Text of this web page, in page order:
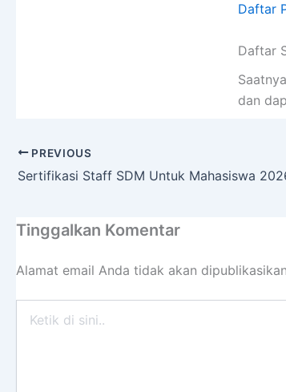
Daftar
Daftar
dan
PREVIOUS
Sertifikasi Staff SDM Untuk Mahasiswa
Tinggalkan Komentar
Alamat email Anda tidak akan